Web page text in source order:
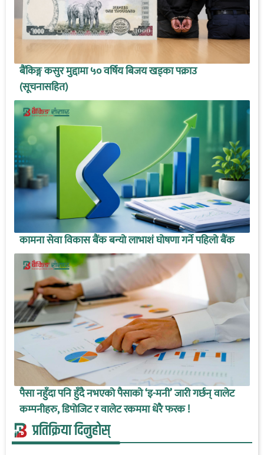
बैंकिङ्ग कसुर मुद्दामा ५० वर्षिय बिजय खड्का पक्राउ
(सूचनासहित)
कामना सेवा विकास बैंक बन्यो लाभाशं घोषणा गर्ने पहिलो बैंक
पैसा नहुँदा पनि हुँदै नभएको पैसाको ‘इ-मनी’ जारी गर्छन् वालेट
कम्पनीहरु, डिपोजिट र वालेट रकममा धेरै फरक !
प्रतिक्रिया दिनुहोस्